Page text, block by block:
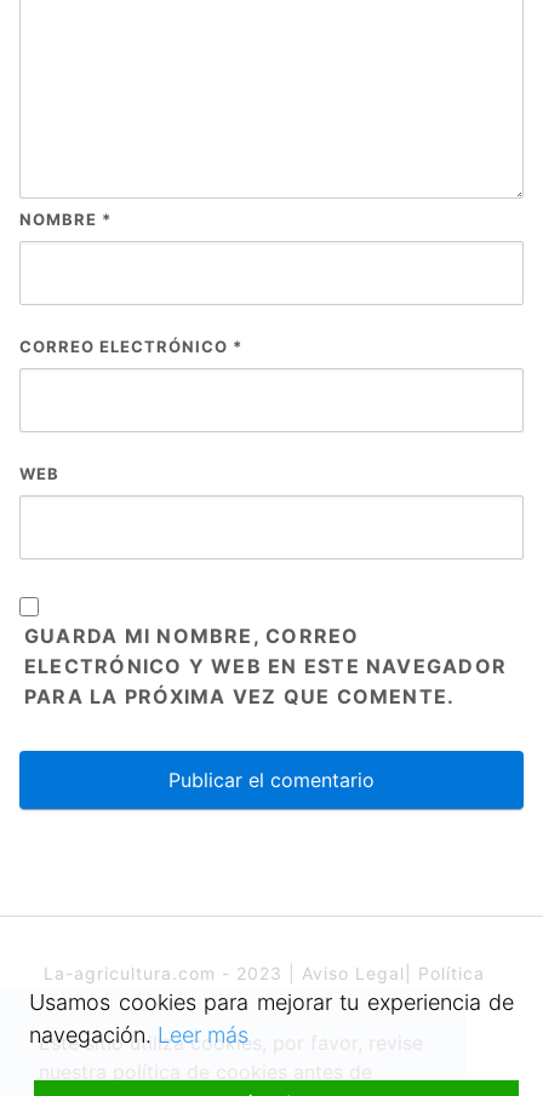
NOMBRE *
CORREO ELECTRÓNICO *
WEB
GUARDA MI NOMBRE, CORREO
ELECTRÓNICO Y WEB EN ESTE NAVEGADOR
PARA LA PRÓXIMA VEZ QUE COMENTE.
La-agricultura.com - 2023 | Aviso Legal
Política
de cookies
Usamos cookies para mejorar tu experiencia de
navegación. Leer más
Este sitio utiliza cookies, por favor, revise